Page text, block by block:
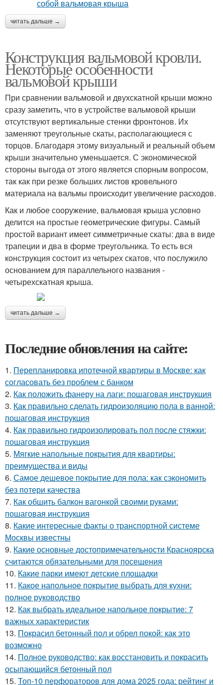
читать дальше →
Конструкция вальмовой кровли.
Некоторые особенности
вальмовой крыши
При сравнении вальмовой и двухскатной крыши можно
сразу заметить, что в устройстве вальмовой крыши
отсутствуют вертикальные стенки фронтонов. Их
заменяют треугольные скаты, располагающиеся с
торцов. Благодаря этому визуальный и реальный объем
крыши значительно уменьшается. С экономической
стороны выгода от этого является спорным вопросом,
так как при резке больших листов кровельного
материала на вальмы происходит увеличение расходов.
Как и любое сооружение, вальмовая крыша условно
делится на простые геометрические фигуры. Самый
простой вариант имеет симметричные скаты: два в виде
трапеции и два в форме треугольника. То есть вся
конструкция состоит из четырех скатов, что послужило
основанием для параллельного названия -
четырехскатная крыша.
читать дальше →
Последние обновления на сайте:
1. Перепланировка ипотечной квартиры в Москве: как
согласовать без проблем с банком
2. Как положить фанеру на лаги: пошаговая инструкция
3. Как правильно сделать гидроизоляцию пола в ванной:
пошаговая инструкция
4. Как правильно гидроизолировать пол после стяжки:
пошаговая инструкция
5. Мягкие напольные покрытия для квартиры:
преимущества и виды
6. Самое дешевое покрытие для пола: как сэкономить
без потери качества
7. Как обшить балкон вагонкой своими руками:
пошаговая инструкция
8. Какие интересные факты о транспортной системе
Москвы известны
9. Какие основные достопримечательности Красноярска
считаются обязательными для посещения
10. Какие парки имеют детские площадки
11. Какое напольное покрытие выбрать для кухни:
полное руководство
12. Как выбрать идеальное напольное покрытие: 7
важных характеристик
13. Покрасил бетонный пол и обрел покой: как это
возможно
14. Полное руководство: как восстановить и покрасить
осыпающийся бетонный пол
15. Топ-10 перфораторов для дома 2025 года: рейтинг и